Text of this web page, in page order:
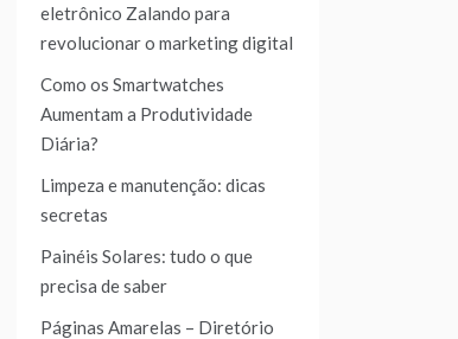
eletrônico Zalando para
revolucionar o marketing digital
Como os Smartwatches
Aumentam a Produtividade
Diária?
Limpeza e manutenção: dicas
secretas
Painéis Solares: tudo o que
precisa de saber
Páginas Amarelas – Diretório